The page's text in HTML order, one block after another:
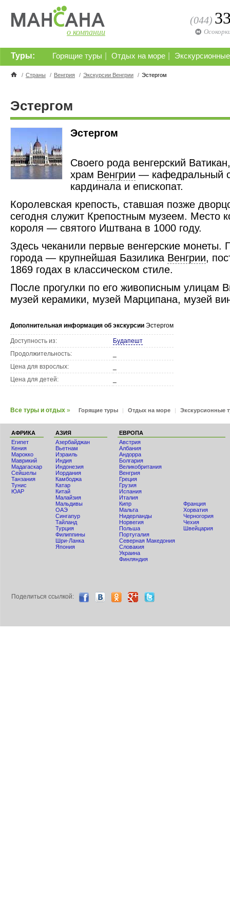
о компании
(044)
Горящие туры Отдых на море
Туры:
/ Страны / Венгрия / Экскурсии Венгрии / Эстергом
Эстергом
Эстергом
Своего рода венгерский
храм Венгрии — кафедральный
кардинала и епископат.
Королевская крепость, ставшая позже
сегодня служит Крепостным музеем. Место
короля — святого Иштвана в 1000 году.
Здесь чеканили первые венгерские монеты.
города — крупнейшая Базилика Венгрии,
1869 годах в классическом стиле.
После прогулки по его живописным улицам
музей керамики, музей Марципана, музей
Дополнительная информация об экскурсии Эстергом
Доступность из:
Будапешт
Продолжительность:
Цена для взрослых:
Цена для детей:
Все туры и отдых » Горящие туры | Отдых на море | Экскурсионные
АФРИКА
Египет
Кения
Мaрокко
Маврикий
Мадагаскар
Сейшелы
Танзания
Тунис
ЮАР
АЗИЯ
Азербайджан
Вьетнам
Израиль
Индия
Индонезия
Иордания
Камбоджа
Катар
Китай
Малайзия
Мальдивы
ОАЭ
Сингапур
Тайланд
Турция
Филиппины
Шри-Ланка
Япония
ЕВРОПА
Австрия
Албания
Андорра
Болгария
Великобритания
Венгрия
Греция
Грузия
Испания
Италия
Кипр
Мальта
Нидерланды
Норвегия
Польша
Португалия
Северная Македония
Словакия
Украина
Финляндия
Франция
Хорватия
Черногория
Чехия
Швейцария
Поделиться ccылкой: